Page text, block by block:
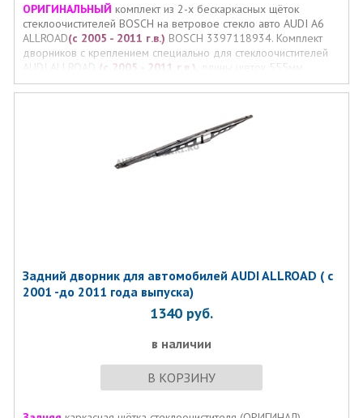
ОРИГИНАЛЬНЫЙ комплект из 2-х бескаркасных щёток
стеклоочистителей BOSСH на ветровое стекло авто AUDI A6
ALLROAD(с 2005 - 2011 г.в.) BOSCH 3397118934. Комплект
дворников с креплением специально для стеклоочистителей
AUDI ALLROAD
(с 2005 - 2011 г.в.),
длины щеток 555мм
555мм.
Задний дворник для автомобилей AUDI ALLROAD ( с
2001 -до 2011 года выпуска)
1340 руб.
в наличии
В КОРЗИНУ